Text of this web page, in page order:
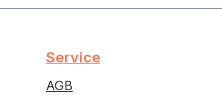
Service
AGB